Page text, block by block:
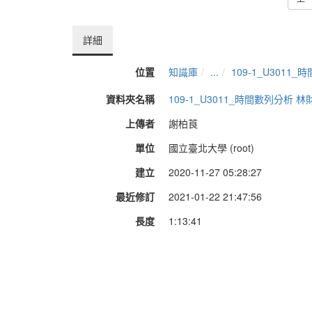
詳細
位置 知識庫 ...
109-1_U3011_時
資料夾名稱
109-1_U3011_時間數列分析 林
上傳者
謝柏莨
單位
國立臺北大學 (root)
建立
2020-11-27 05:28:27
最近修訂
2021-01-22 21:47:56
長度
1:13:41